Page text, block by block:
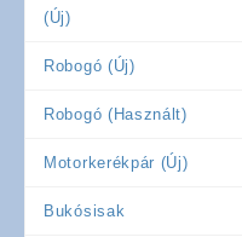
(Új)
Robogó (Új)
Robogó (Használt)
Motorkerékpár (Új)
Bukósisak